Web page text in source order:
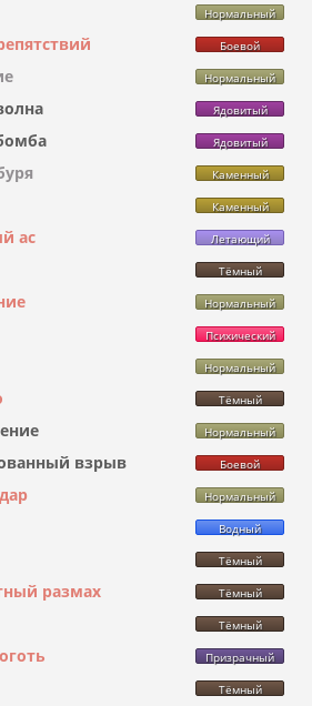
Нормальный
Боевой
Нормальный
Ядовитый
Ядовитый
Каменный
Каменный
ас Летающий
Тёмный
Нормальный
Психический
Нормальный
Тёмный
Нормальный
взрыв Боевой
Нормальный
Водный
Тёмный
размах Тёмный
Тёмный
Призрачный
Тёмный